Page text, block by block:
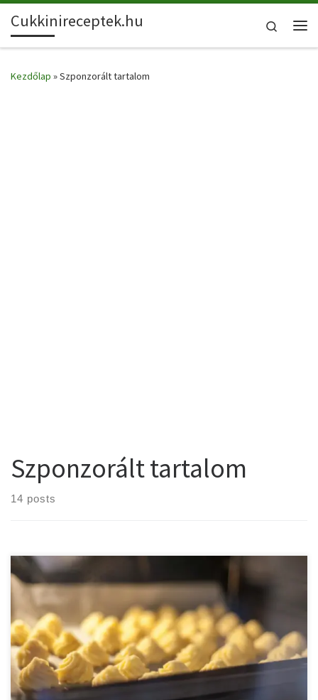
Skip to content
Cukkinireceptek.hu
Search
Kezdőlap »Szponzorált tartalom
Szponzorált tartalom
14 posts
A professzionális konyhák egyik legfontosabb beruházása a
megfelelő sütő kiválasztása. […]